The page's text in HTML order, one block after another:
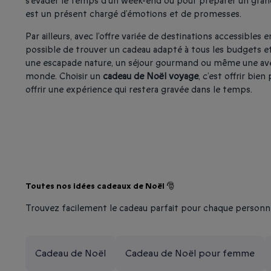
est un présent chargé d’émotions et de promesses.
Par ailleurs, avec l’offre variée de destinations accessibles
possible de trouver un cadeau adapté à tous les budgets
une escapade nature, un séjour gourmand ou même une
monde. Choisir un cadeau de Noël voyage, c’est offrir bien
offrir une expérience qui restera gravée dans le temps.
Toutes nos idées cadeaux de Noël 🎅
Trouvez facilement le cadeau parfait pour chaque
Cadeau de Noël Cadeau de Noël pour femme